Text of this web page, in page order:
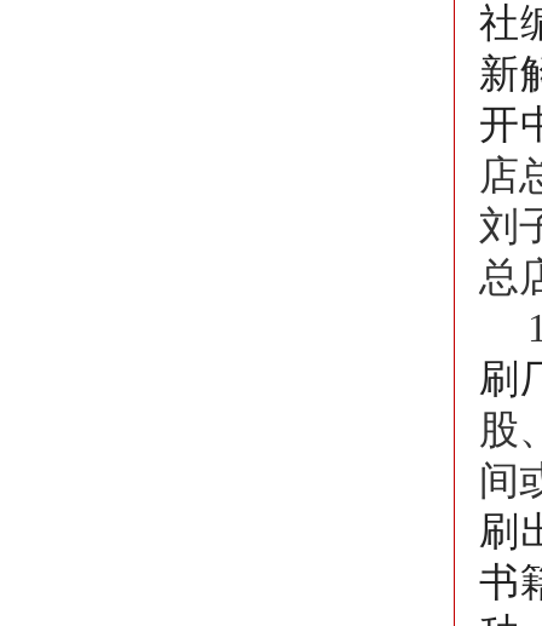
社
新
开
店
刘
总
刷
股
间
刷
书